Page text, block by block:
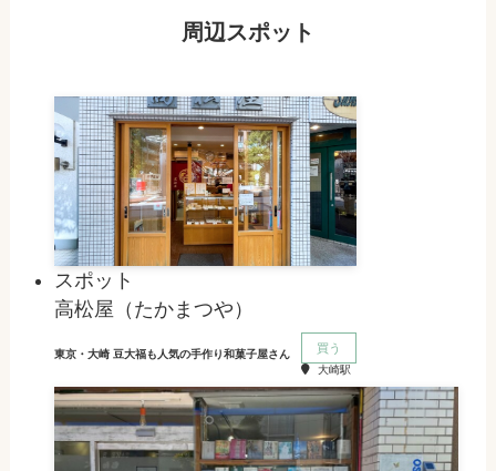
周辺スポット
スポット
高松屋（たかまつや）
東京・大崎 豆大福も人気の手作り和菓子屋さん 買う
大崎駅